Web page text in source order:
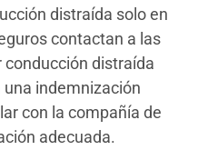
distraída solo en
contactan a las
distraída
indemnización
con la compañía de
adecuada.